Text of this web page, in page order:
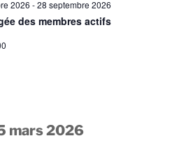
2026 -28 septembre 2026
des membres actifs
mars 2026